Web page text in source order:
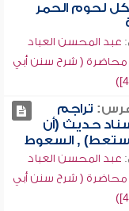
لحوم الحمر
عبد المحسن العباد
( شرح سنن أبي
تراجم
حديث (أن
استعط) , السعوط
عبد المحسن العباد
( شرح سنن أبي